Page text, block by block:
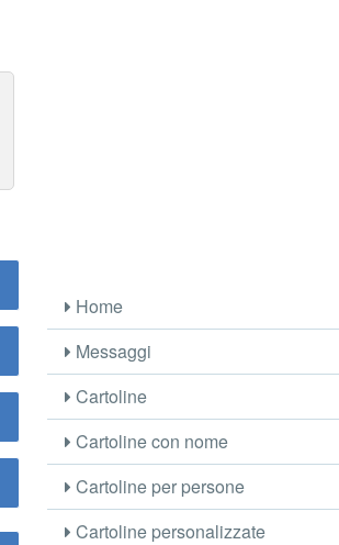
Home
Messaggi
Cartoline
Cartoline con nome
Cartoline per persone
Cartoline personalizzate